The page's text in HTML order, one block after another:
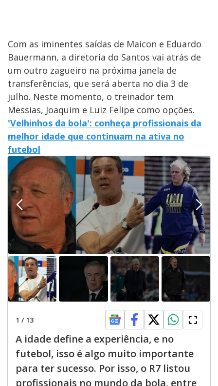
Com as iminentes saídas de Maicon e Eduardo
Bauermann, a diretoria do Santos vai atrás de
um outro zagueiro na próxima janela de
transferências, que será aberta no dia 3 de
julho. Neste momento, o treinador tem
Messias, Joaquim e Luiz Felipe como opções.
'Velhinhos da bola': conheça profissionais da
melhor idade que continuam na ativa no
futebol
1 / 13
A idade define a experiência, e no
futebol, isso é algo muito importante
para ter sucesso. Por isso, o R7 listou
profissionais no mundo da bola, entre